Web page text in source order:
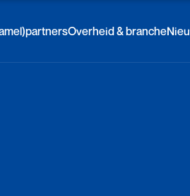
Overheid & branche